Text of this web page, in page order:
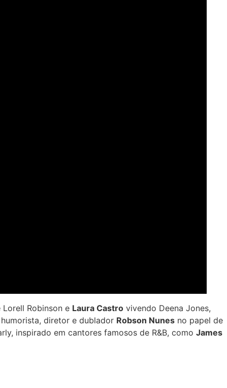
Robinson e Laura Castro vivendo Deena Jones,
diretor e dublador Robson Nunes no papel de
inspirado em cantores famosos de R&B, como James